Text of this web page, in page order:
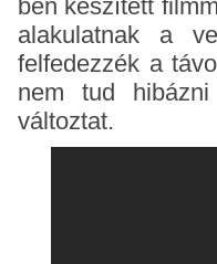
ben készített
alakulatnak a
felfedezzék a
nem tud
változtat.